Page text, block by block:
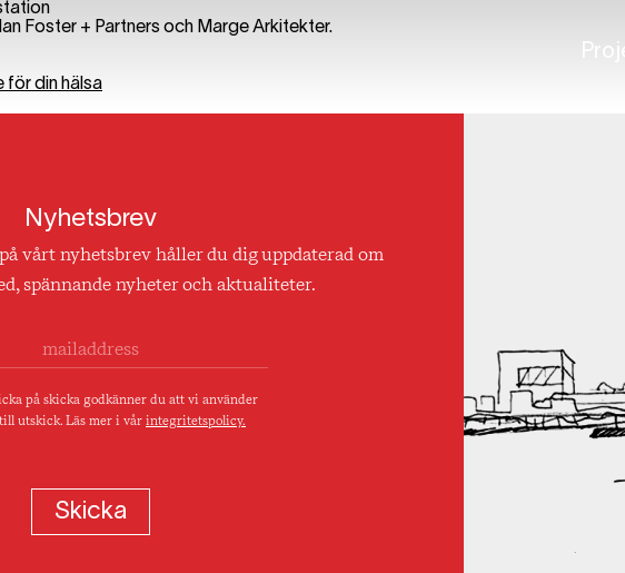
Foster + Partners och Marge Arkitekter.
för din hälsa
Nyhetsbrev
vårt nyhetsbrev håller du dig uppdaterad om
spännande nyheter och aktualiteter.
på skicka godkänner du att vi använder
utskick. Läs mer i vår integritetspolicy.